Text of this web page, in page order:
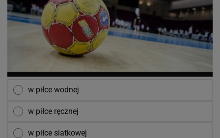
w piłce wodnej
w piłce ręcznej
w piłce siatkowej